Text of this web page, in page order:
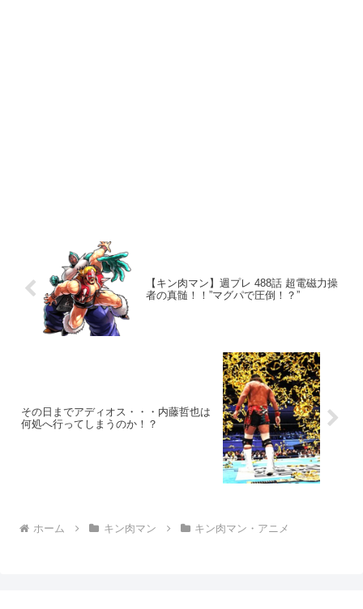
【キン肉マン】週プレ 488話 超電磁力操
者の真髄！！”マグパで圧倒！？”
その日までアディオス・・・内藤哲也は
何処へ行ってしまうのか！？
ホーム キン肉マン キン肉マン・アニメ